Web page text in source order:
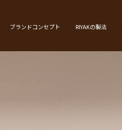
ブランドコンセプト RIYAKの製法